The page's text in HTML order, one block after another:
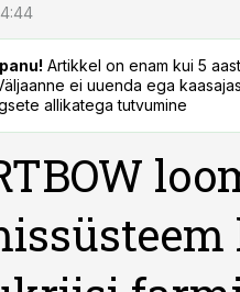
Artikkel on enam kui 5
ei uuenda ega
allikatega tutvumine